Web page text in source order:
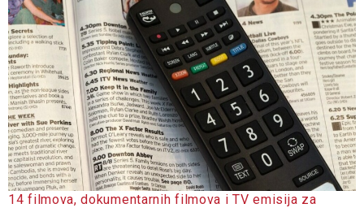
14 filmova, dokumentarnih filmova i TV emisija za